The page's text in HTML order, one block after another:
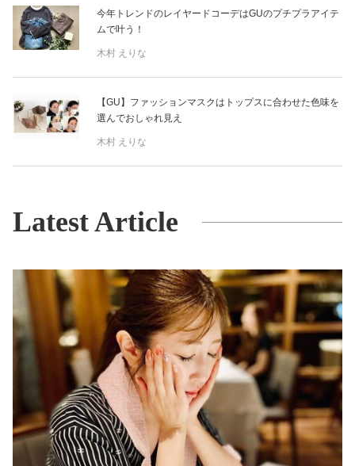
今年トレンドのレイヤードコーデはGUのプチプラアイテ
ムで叶う！
木村 えりな
【GU】ファッションマスクはトップスに合わせた色味を
選んでおしゃれ見え
木村 えりな
Latest Article